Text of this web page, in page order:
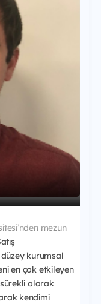
mezun
düzey kurumsal
en çok etkileyen
olarak
kendimi